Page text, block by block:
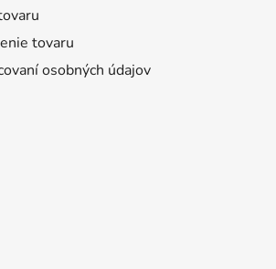
tovaru
osobných údajov